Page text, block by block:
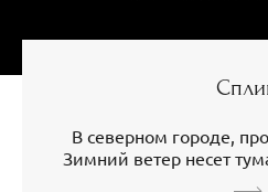
В северном городе,
Зимний ветер несет